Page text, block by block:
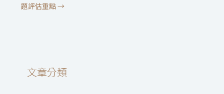
題評估重點→
文章分類